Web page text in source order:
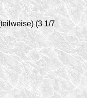
(3 1/7